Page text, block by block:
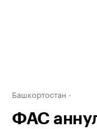
Башкортостан
ФАС